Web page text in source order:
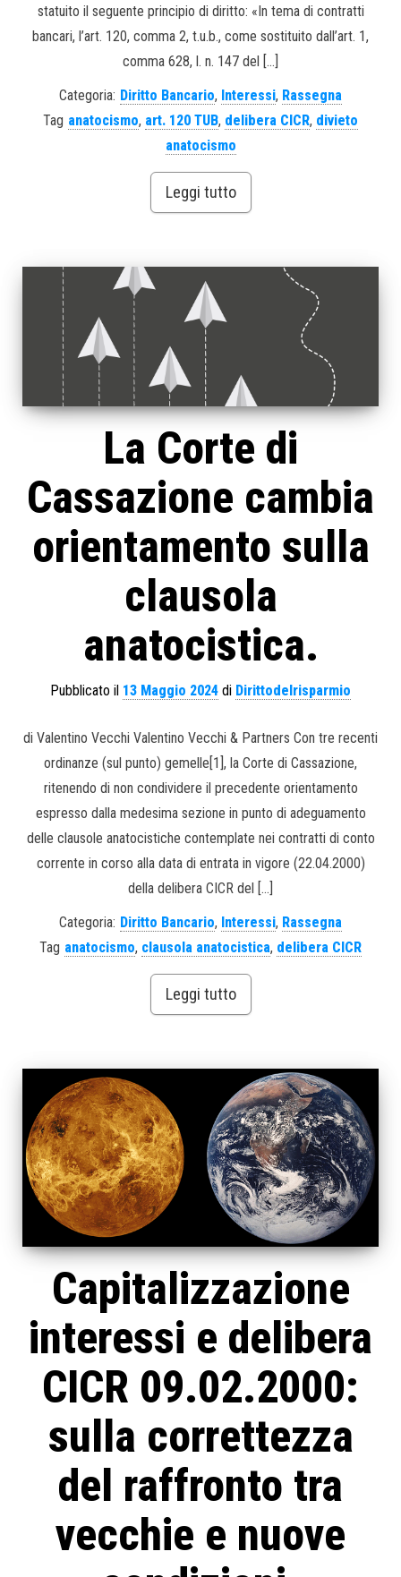
statuito il seguente principio di diritto: «In tema di contratti
bancari, l’art. 120, comma 2, t.u.b., come sostituito dall’art. 1,
comma 628, l. n. 147 del […]
Categoria: Diritto Bancario, Interessi, Rassegna
Tag anatocismo, art. 120 TUB, delibera CICR, divieto
anatocismo
Leggi tutto
La Corte di
Cassazione cambia
orientamento sulla
clausola
anatocistica.
Pubblicato il 13 Maggio 2024 di Dirittodelrisparmio
di Valentino Vecchi Valentino Vecchi & Partners Con tre recenti
ordinanze (sul punto) gemelle[1], la Corte di Cassazione,
ritenendo di non condividere il precedente orientamento
espresso dalla medesima sezione in punto di adeguamento
delle clausole anatocistiche contemplate nei contratti di conto
corrente in corso alla data di entrata in vigore (22.04.2000)
della delibera CICR del […]
Categoria: Diritto Bancario, Interessi, Rassegna
Tag anatocismo, clausola anatocistica, delibera CICR
Leggi tutto
Capitalizzazione
interessi e delibera
CICR 09.02.2000:
sulla correttezza
del raffronto tra
vecchie e nuove